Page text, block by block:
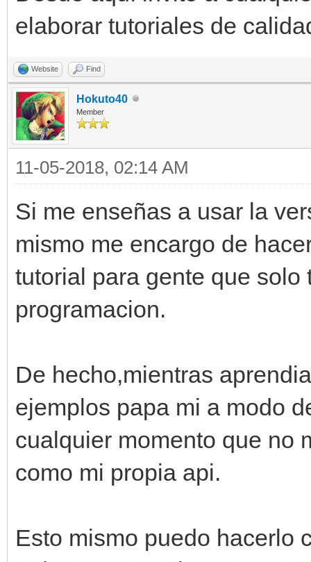
elaborar tutoriales de
Website Find
Hokuto40
Member
11-05-2018, 02:14 AM
Si me enseñas a usar la
mismo me encargo de
tutorial para gente que
programacion.
De hecho,mientras
ejemplos papa mi a modo
cualquier momento que no
como mi propia api.
Esto mismo puedo hacerlo